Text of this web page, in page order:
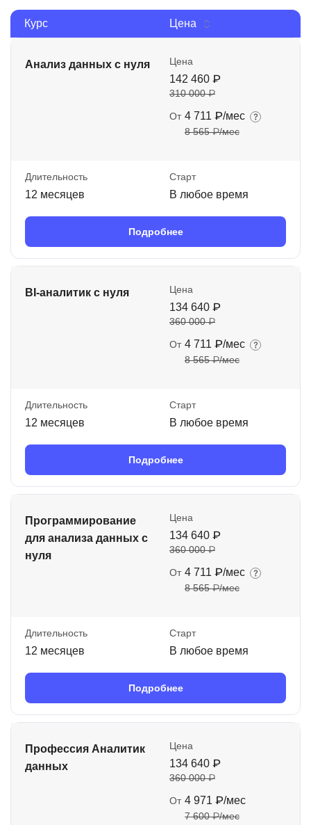
Курс Цена
Анализ данных с нуля Цена
142 460 ₽
310 000 ₽
От 4 711 ₽/мес
8 565 ₽/мес
Длительность
12 месяцев
Старт
В любое время
Подробнее
BI-аналитик с нуля Цена
134 640 ₽
360 000 ₽
От 4 711 ₽/мес
8 565 ₽/мес
Длительность
12 месяцев
Старт
В любое время
Подробнее
Программирование
для анализа данных с
нуля
Цена
134 640 ₽
360 000 ₽
От 4 711 ₽/мес
8 565 ₽/мес
Длительность
12 месяцев
Старт
В любое время
Подробнее
Профессия Аналитик
данных
Цена
134 640 ₽
360 000 ₽
От 4 971 ₽/мес
7 600 ₽/мес